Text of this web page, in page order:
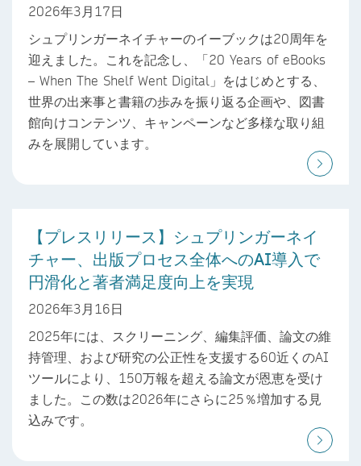
2026年3月17日
シュプリンガーネイチャーのイーブックは20周年を
迎えました。これを記念し、「20 Years of eBooks
– When The Shelf Went Digital」をはじめとする、
世界の出来事と書籍の歩みを振り返る企画や、図書
館向けコンテンツ、キャンペーンなど多様な取り組
みを展開しています。
【プレスリリース】シュプリンガーネイ
チャー、出版プロセス全体へのAI導入で
円滑化と著者満足度向上を実現
2026年3月16日
2025年には、スクリーニング、編集評価、論文の維
持管理、および研究の公正性を支援する60近くのAI
ツールにより、150万報を超える論文が恩恵を受け
ました。この数は2026年にさらに25％増加する見
込みです。